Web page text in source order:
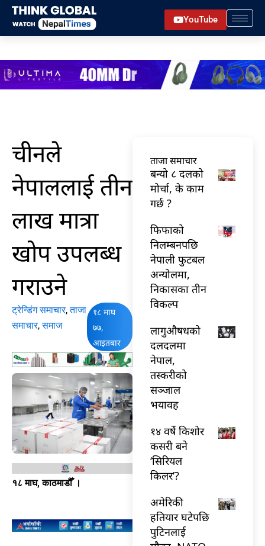
Skip
content
YouTube
चीनले
नेपाललाई तीन
लाख मात्रा
खोप उपलब्ध
गराउने
ट्रेन्डिंग समाचार,ताजा
समाचार,समाज
१८ माघ
७७,
आइतबार
१८ माघ, काठमाडौँ ।
ताजा समाचार
बन्यो ८ दलको
मोर्चा, के काम
गर्छ ?
फिफाको
निलम्बनपछि
नेपाली फुटबल
अन्योलमा,
निकासका तीन
विकल्प
लागुऔषधको
दलदलमा
नेपाल,
तस्करीको
सञ्जाल
भयावह
१४ वर्षे किशोर
कसरी बने
‘सिरियल
किलर’?
अमेरिकी
हतियार घटेपछि
पुटिनलाई